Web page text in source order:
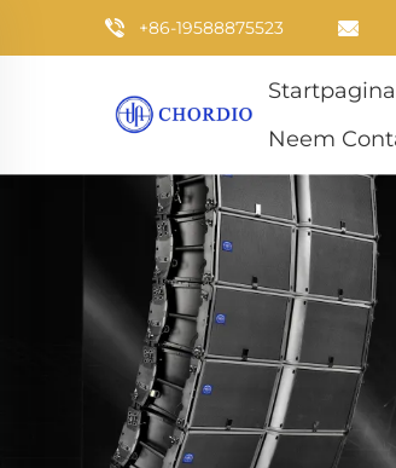
+86-19588875523
Startpagina
Neem